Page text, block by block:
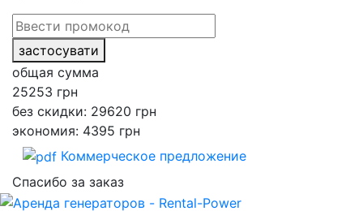
застосувати
общая сумма
25253 грн
без скидки: 29620 грн
экономия: 4395 грн
Коммерческое предложение
Спасибо за заказ